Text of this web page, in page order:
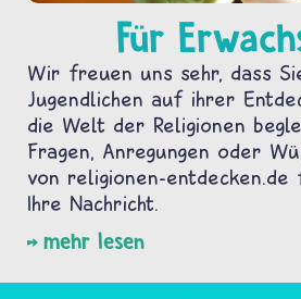
Für
Wir freuen uns sehr, dass
Jugendlichen auf ihrer
die Welt der Religionen
Fragen, Anregungen oder
von religionen-
Ihre Nachricht.
mehr lesen